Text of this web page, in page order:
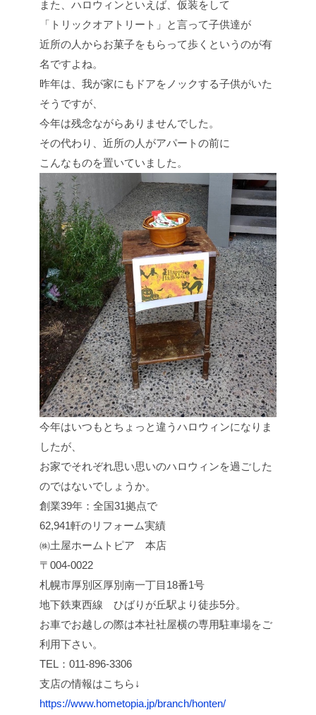
また、ハロウィンといえば、仮装をして
「トリックオアトリート」と言って子供達が
近所の人からお菓子をもらって歩くというのが有
名ですよね。
昨年は、我が家にもドアをノックする子供がいた
そうですが、
今年は残念ながらありませんでした。
その代わり、近所の人がアパートの前に
こんなものを置いていました。
今年はいつもとちょっと違うハロウィンになりま
したが、
お家でそれぞれ思い思いのハロウィンを過ごした
のではないでしょうか。
創業39年：全国31拠点で
62,941軒のリフォーム実績
㈱土屋ホームトピア 本店
〒004-0022
札幌市厚別区厚別南一丁目18番1号
地下鉄東西線 ひばりが丘駅より徒歩5分。
お車でお越しの際は本社社屋横の専用駐車場をご
利用下さい。
TEL：011-896-3306
支店の情報はこちら↓
https://www.hometopia.jp/branch/honten/